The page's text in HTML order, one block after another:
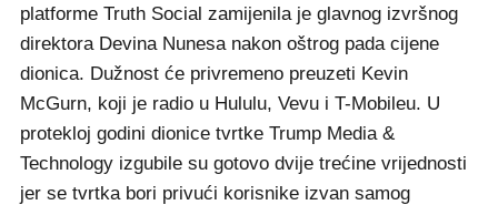
platforme Truth Social zamijenila je glavnog izvršnog
direktora Devina Nunesa nakon oštrog pada cijene
dionica. Dužnost će privremeno preuzeti Kevin
McGurn, koji je radio u Hululu, Vevu i T-Mobileu. U
protekloj godini dionice tvrtke Trump Media &
Technology izgubile su gotovo dvije trećine vrijednosti
jer se tvrtka bori privući korisnike izvan samog